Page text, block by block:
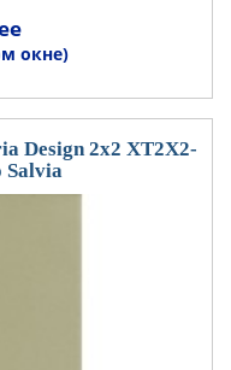
окне)
Design 2x2 XT2X2-
Salvia